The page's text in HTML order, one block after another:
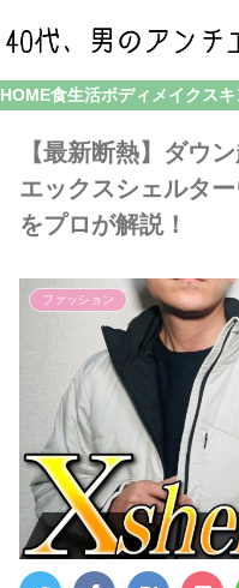
HOME食生活ボディメイク ス
【最新断熱】ダウ
エックスシェルタ
をプロが解説！
ファッション